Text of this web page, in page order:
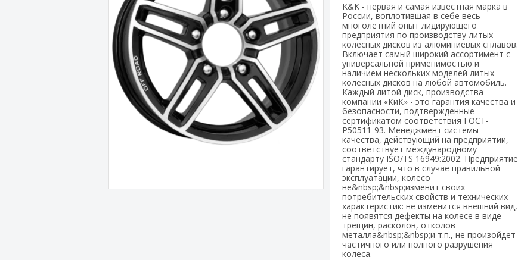
K&K - первая и самая известная марка в
России, воплотившая в себе весь
многолетний опыт лидирующего
предприятия по производству литых
колесных дисков из алюминиевых сплавов.
Включает самый широкий ассортимент с
универсальной применимостью и
наличием нескольких моделей литых
колесных дисков на любой автомобиль.
Каждый литой диск, производства
компании «КиК» - это гарантия качества и
безопасности, подтвержденные
сертификатом соответствия ГОСТ-
Р50511-93. Менеджмент системы
качества, действующий на предприятии,
соответствует международному
стандарту ISO/TS 16949:2002. Предприятие
гарантирует, что в случае правильной
эксплуатации, колесо
не&nbsp;&nbsp;изменит своих
потребительских свойств и технических
характеристик: не изменится внешний вид,
не появятся дефекты на колесе в виде
трещин, расколов, отколов
металла&nbsp;&nbsp;и т.п., не произойдет
частичного или полного разрушения
колеса.